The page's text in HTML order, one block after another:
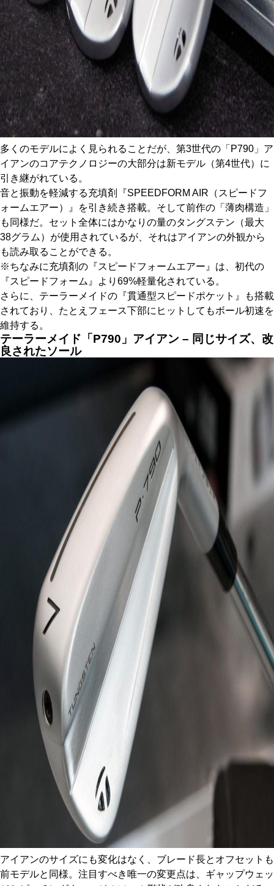
多くのモデルによく見られることだが、第3世代の「P790」ア
イアンのコアテクノロジーの大部分は新モデル（第4世代）に
引き継がれている。
音と振動を軽減する充填剤『SPEEDFORM AIR（スピードフ
ォームエアー）』を引き続き搭載。そして前作の「薄肉構造」
も同様だ。セット全体にはかなりの量のタングステン（最大
38グラム）が使用されているが、それはアイアンの外観から
も読み取ることができる。
※ちなみに充填剤の『スピードフォームエアー』は、初代の
『スピードフォーム』より69%軽量化されている。
さらに、テーラーメイドの『貫通型スピードポケット』も搭載
されており、たとえフェース下部にヒットしてもボール初速を
維持する。
テーラーメイド「P790」アイアン – 同じサイズ、改
良されたソール
アイアンのサイズにも変化はなく、ブレード長とオフセットも
前モデルと同様。注目すべき唯一の変更点は、ギャップウェッ